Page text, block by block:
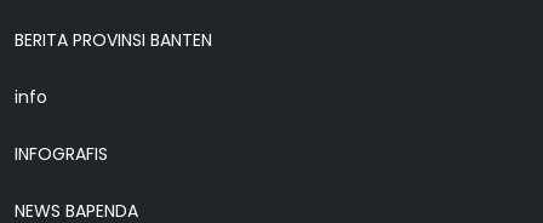
BERITA PROVINSI BANTEN
info
INFOGRAFIS
NEWS BAPENDA